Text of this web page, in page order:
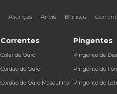
Alianças Anéis Brincos
Correntes
Colar de Ouro
Cordão de Ouro
Cordão de Ouro Masculino
Pingentes
Pingente de
Pingente de
Pingente de